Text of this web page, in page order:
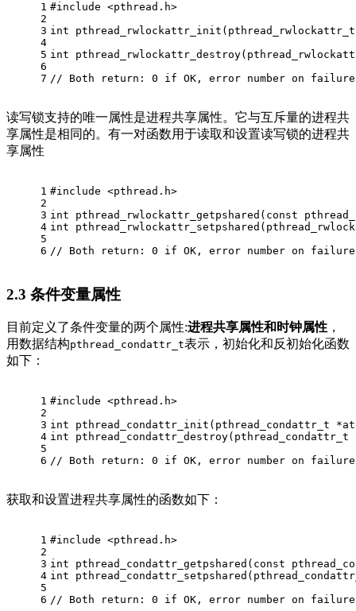
1
2
3
4
5
6
7
#include <pthread.h>
int
pthread_rwlockattr_init ( pthread_rwlockattr_t
int
pthread_rwlockattr_destroy(
// Both return: 0 if OK, error number on failure
读写锁支持的唯一属性是进程共享属性。它与互斥量的进程共
享属性是相同的。有一对函数用于读取和设置读写锁的进程共
享属性
1
2
3
4
5
6
#include <pthread.h>
int
pthread_rwlockattr_getpshared ( const
int
pthread_rwlockattr_setpshared (
// Both return: 0 if OK, error number on failure
2.3 条件变量属性
目前定义了条件变量的两个属性:进程共享属性和时钟属性 ，
用数据结构pthread_condattr_t表示，初始化和反初始化函数
如下：
1
2
3
4
5
6
#include <pthread.h>
int
pthread_condattr_init ( pthread_condattr_t
int
pthread_condattr_destroy( pthread_condattr_t
// Both return: 0 if OK, error number on failure
获取和设置进程共享属性的函数如下：
1
2
3
4
5
6
#include <pthread.h>
int
pthread_condattr_getpshared ( const
int
pthread_condattr_setpshared (
// Both return: 0 if OK, error number on failure